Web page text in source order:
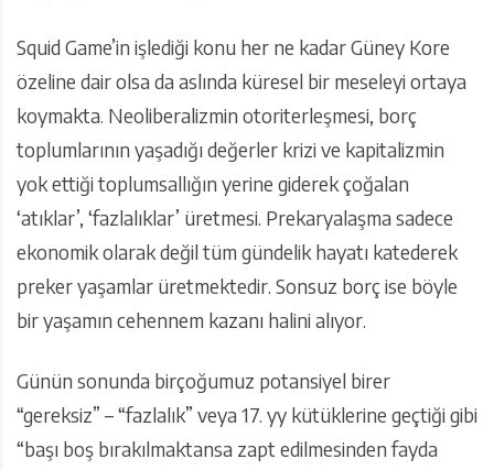
Squid Game’in işlediği konu her ne kadar Güney Kore
özeline dair olsa da aslında küresel bir meseleyi ortaya
koymakta. Neoliberalizmin otoriterleşmesi, borç
toplumlarının yaşadığı değerler krizi ve kapitalizmin
yok ettiği toplumsallığın yerine giderek çoğalan
‘atıklar’, ‘fazlalıklar’ üretmesi. Prekaryalaşma sadece
ekonomik olarak değil tüm gündelik hayatı katederek
preker yaşamlar üretmektedir. Sonsuz borç ise böyle
bir yaşamın cehennem kazanı halini alıyor.
Günün sonunda birçoğumuz potansiyel birer
“gereksiz” – “fazlalık” veya 17. yy kütüklerine geçtiği gibi
“başı boş bırakılmaktansa zapt edilmesinden fayda